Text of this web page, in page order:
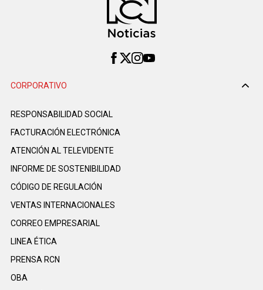
CORPORATIVO
RESPONSABILIDAD SOCIAL
FACTURACIÓN ELECTRÓNICA
ATENCIÓN AL TELEVIDENTE
INFORME DE SOSTENIBILIDAD
CÓDIGO DE REGULACIÓN
VENTAS INTERNACIONALES
CORREO EMPRESARIAL
LINEA ÉTICA
PRENSA RCN
OBA